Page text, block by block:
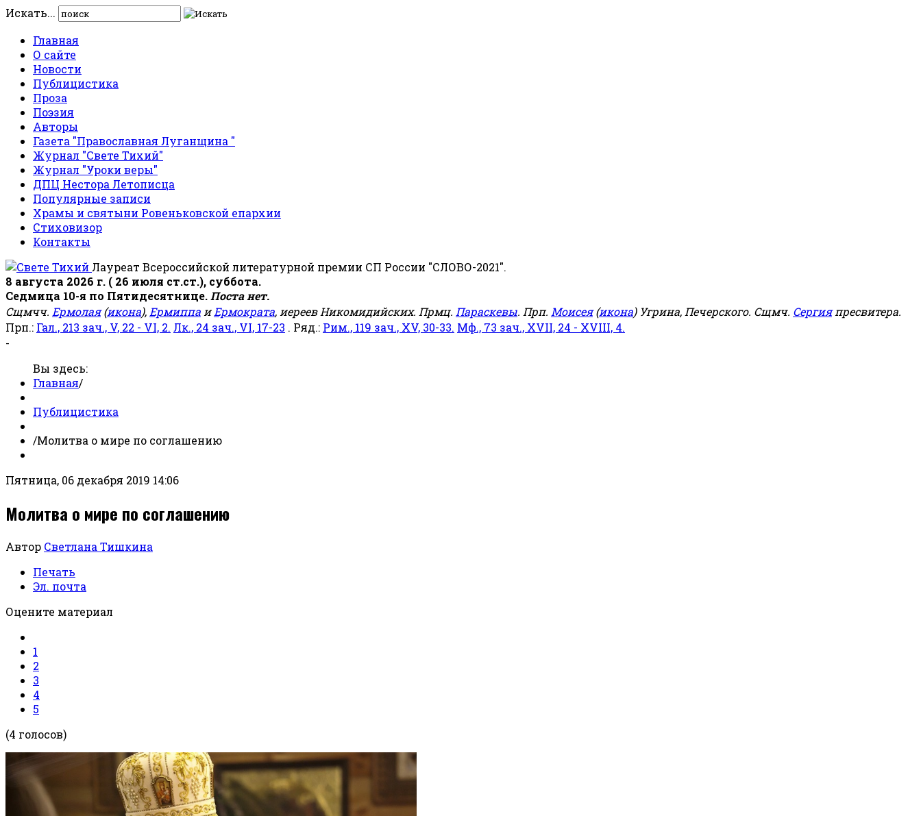
Искать...
Главная
О сайте
Новости
Публицистика
Проза
Поэзия
Авторы
Газета "Православная Луганщина "
Журнал "Свете Тихий"
Журнал "Уроки веры"
ДПЦ Нестора Летописца
Популярные записи
Храмы и святыни Ровеньковской епархии
Стиховизор
Контакты
Лауреат Всероссийской литературной премии СП России "СЛОВО-2021".
8 августа 2026 г. ( 26 июля ст.ст.), суббота.
Седмица 10-я по Пятидесятнице. Поста нет.
Сщмчч. Ермолая(икона), Ермиппа иЕрмократа, иереев Никомидийских. Прмц. Параскевы. Прп. Моисея(икона) Угрина, Печерского. Сщмч. Сергияпресвитера.
Прп.: Гал., 213 зач., V, 22 - VI, 2. Лк., 24 зач., VI, 17-23 . Ряд.: Рим., 119 зач., XV, 30-33. Мф., 73 зач., XVII, 24 - XVIII, 4.
-
Вы здесь:
Главная/
Публицистика
/Молитва о мире по соглашению
Пятница, 06 декабря 2019 14:06
Молитва о мире по соглашению
Автор Светлана Тишкина
Печать
Эл. почта
Оцените материал
1
2
3
4
5
(4 голосов)